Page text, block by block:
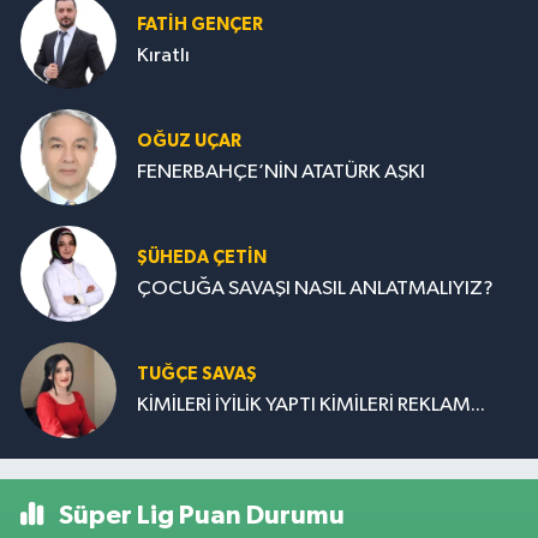
FATIH GENÇER
Kıratlı
OĞUZ UÇAR
FENERBAHÇE’NİN ATATÜRK AŞKI
ŞÜHEDA ÇETİN
ÇOCUĞA SAVAŞI NASIL ANLATMALIYIZ?
TUĞÇE SAVAŞ
KİMİLERİ İYİLİK YAPTI KİMİLERİ REKLAM...
Süper Lig Puan Durumu